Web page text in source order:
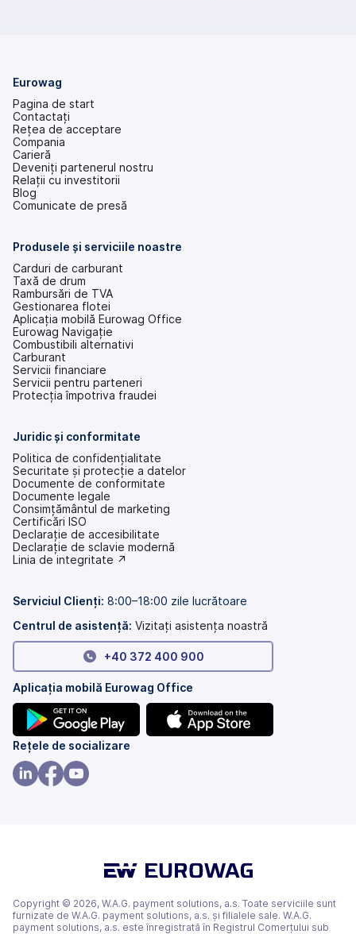
Eurowag
Pagina de start
Contactați
Rețea de acceptare
Compania
Carieră
Deveniți partenerul nostru
Relații cu investitorii
(se
deschide
filă
Blog
Comunicate de presă
Produsele și serviciile noastre
Carduri de carburant
Taxă de drum
Rambursări de TVA
Gestionarea flotei
Aplicația mobilă Eurowag Office
Eurowag Navigație
Combustibili alternativi
Carburant
Servicii financiare
Servicii pentru parteneri
Protecția împotriva fraudei
Juridic și conformitate
Politica de confidențialitate
Securitate și protecție a datelor
Documente de conformitate
Documente legale
Consimțământul de marketing
Certificări ISO
Declarație de accesibilitate
(se
deschide
filă
Declarație de sclavie modernă
(se
o
nouă)
Linia de integritate ↗
Serviciul Clienți: 8:00–18:00 zile lucrătoare
Centrul de asistență: Vizitați asistența noastră
+40 372 400 900
Aplicația mobilă Eurowag Office
(se
deschide
într-
Rețele de socializare
Copyright © 2026, W.A.G. payment solutions, a.s. Toate serviciile sunt
furnizate de W.A.G. payment solutions, a.s. și filialele sale. W.A.G.
payment solutions, a.s. este înregistrată în Registrul Comerțului sub